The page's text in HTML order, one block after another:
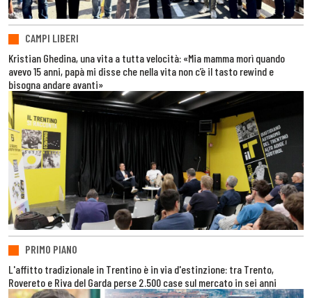
CAMPI LIBERI
Kristian Ghedina, una vita a tutta velocità: «Mia mamma morì quando
avevo 15 anni, papà mi disse che nella vita non c’è il tasto rewind e
bisogna andare avanti»
PRIMO PIANO
L'affitto tradizionale in Trentino è in via d'estinzione: tra Trento,
Rovereto e Riva del Garda perse 2.500 case sul mercato in sei anni